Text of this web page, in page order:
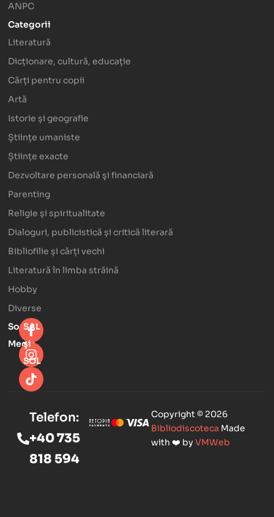
ANPC
Categorii
Literatură
Dicționare, cultură, educație
Cărți pentru copii
Artă
Istorie și geografie
Științe umaniste
Științe exacte
Dezvoltare personală şi financiară
Parenting
Religie și spiritualitate
Dialoguri, publicistică și critică literară
Bibliofilie și cărți vechi
Literatură în limba străină
Hobby
Diverse
Social
Media
SAL
şi
SOL
Copyright © 2026
Bibliodiscoteca Made
with ❤️ by VMWeb
Telefon:
+40 735
818 594